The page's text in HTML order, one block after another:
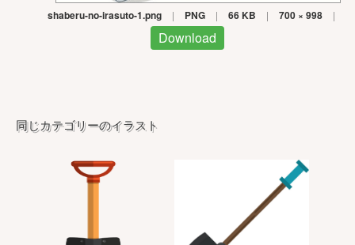
shaberu-no-irasuto-1.png | PNG | 66 KB | 700 × 998 |
Download
同じカテゴリーのイラスト